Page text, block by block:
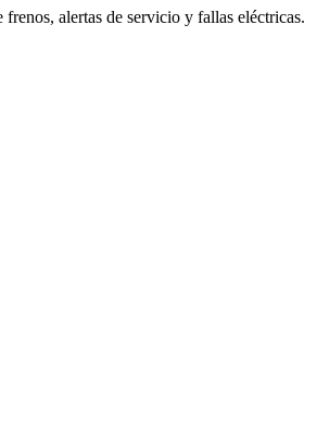
alertas de servicio y fallas eléctricas.